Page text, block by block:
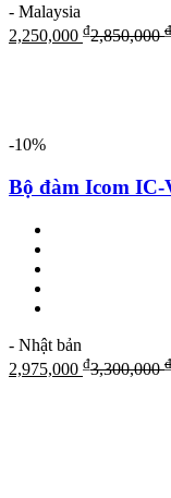
- Malaysia
2,250,000 ₫2,850,000₫
-10%
Bộ đàm Icom IC-
- Nhật bản
2,975,000 ₫3,300,000₫